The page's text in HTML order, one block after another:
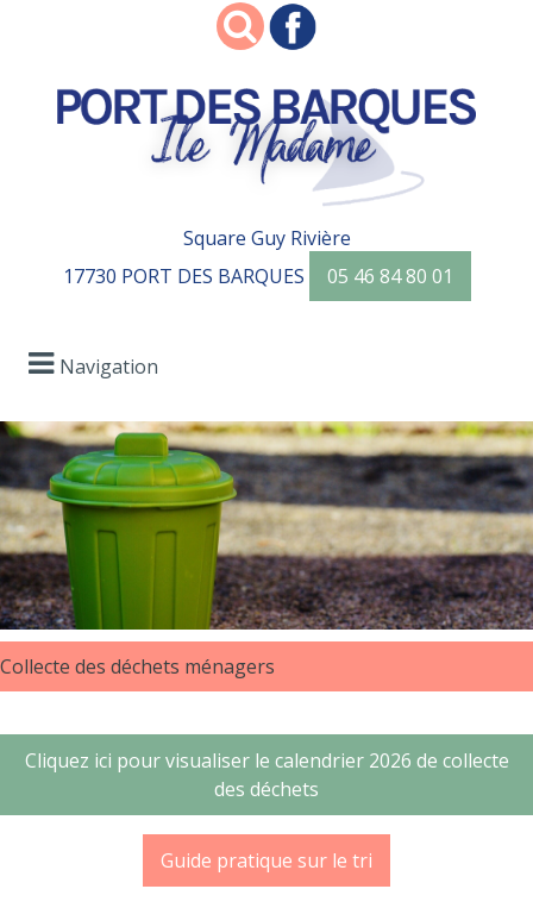
Square Guy Rivière
17730 PORT DES BARQUES
05 46 84 80 01
Navigation
Collecte des déchets ménagers
Cliquez ici pour visualiser le calendrier 2026 de collecte
des déchets
Guide pratique sur le tri